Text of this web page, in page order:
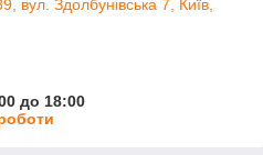
вул. Здолбунівська 7, Київ,
до 18:00